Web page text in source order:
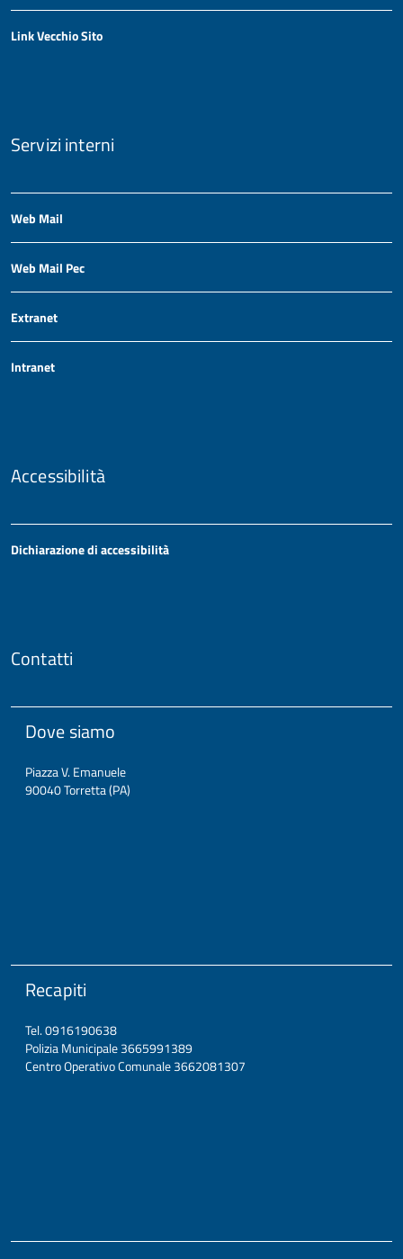
Link Vecchio Sito
Servizi interni
Web Mail
Web Mail Pec
Extranet
Intranet
Accessibilità
Dichiarazione di accessibilità
Contatti
Dove siamo
Piazza V. Emanuele
90040 Torretta (PA)
Recapiti
Tel. 0916190638
Polizia Municipale 3665991389
Centro Operativo Comunale 3662081307